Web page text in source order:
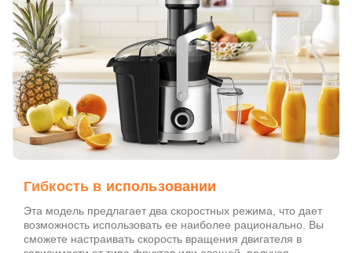
Гибкость в использовании
Эта модель предлагает два скоростных режима, что дает
возможность использовать ее наиболее рационально. Вы
сможете настраивать скорость вращения двигателя в